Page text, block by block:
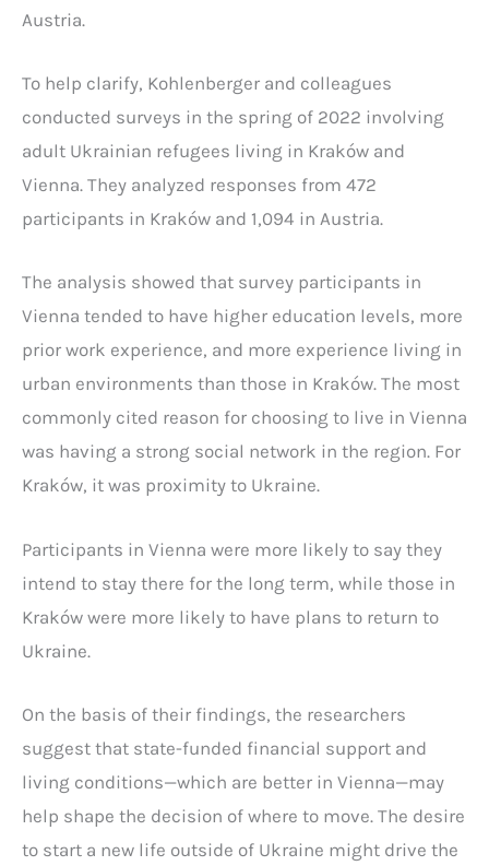
Austria.
To help clarify, Kohlenberger and colleagues
conducted surveys in the spring of 2022 involving
adult Ukrainian refugees living in Kraków and
Vienna. They analyzed responses from 472
participants in Kraków and 1,094 in Austria.
The analysis showed that survey participants in
Vienna tended to have higher education levels, more
prior work experience, and more experience living in
urban environments than those in Kraków. The most
commonly cited reason for choosing to live in Vienna
was having a strong social network in the region. For
Kraków, it was proximity to Ukraine.
Participants in Vienna were more likely to say they
intend to stay there for the long term, while those in
Kraków were more likely to have plans to return to
Ukraine.
On the basis of their findings, the researchers
suggest that state-funded financial support and
living conditions—which are better in Vienna—may
help shape the decision of where to move. The desire
to start a new life outside of Ukraine might drive the